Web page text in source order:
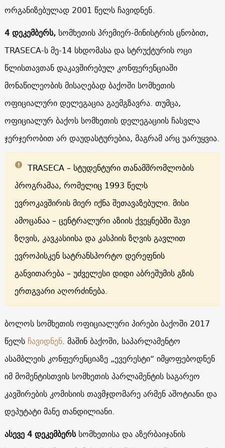
ორგანიზებულად 2001 წელს ჩავიდნენ.
4 დეკემბერს,სომხეთის პრემიერ-მინისტრის ცნობით,
TRASECA-ს მე-14 სხდომასა და სტრუქტურის ოცი
წლისთავთან დაკავშირებულ კონფერენციაში
მონაწილეობის მისაღებად ბაქოში სომხეთის
ოფიციალური დელეგაცია გაემგზავრა. თუმცა,
ოფიციალურ ბაქოს სომხეთის დელეგაციის ჩასვლა
ჯერჯერობით არ დაუდასტურებია, მაგრამ არც უარუყვია.
TRASECA – სტუდენტური თანამშრომლობის
პროგრამაა, რომელიც 1993 წელს
ევროკავშირის მიერ იქნა შეთავაზებული. მისი
ამოცანაა – ცენტრალური აზიის ქვეყნებში შავი
ზღვის, კავკასიისა და კასპიის ზღვის გავლით
ევროპისკენ სატრანსპორტო დერეფნის
განვითარება – უძველესი დიდი აბრეშუმის გზის
ერთგვარი აღორძინება.
ბოლოს სომხეთის ოფიციალური პირები ბაქოში 2017
წელს ჩავიდნენ. მაშინ ბაქოში, საპარლამენტო
ასამბლეის კონფერენციაზე „ევერესტი“ იმყოფებოდნენ
იმ მომენტისთვის სომხეთის პარლამენტის საგარეო
კავშირების კომისიის თავმჯდომარე არმენ აშოტიანი და
დეპუტატი მანე თანდილიანი.
ასევე4დეკემბერსსომხეთისა და აზერბაიჯანის